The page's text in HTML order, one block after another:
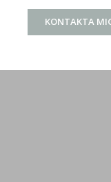
KONTAKTA